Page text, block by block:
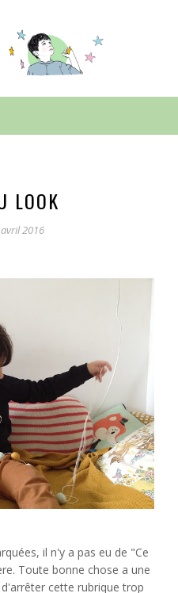
LOOK
2016
il n'y a pas eu de "Ce
Toute bonne chose a une
cette rubrique trop